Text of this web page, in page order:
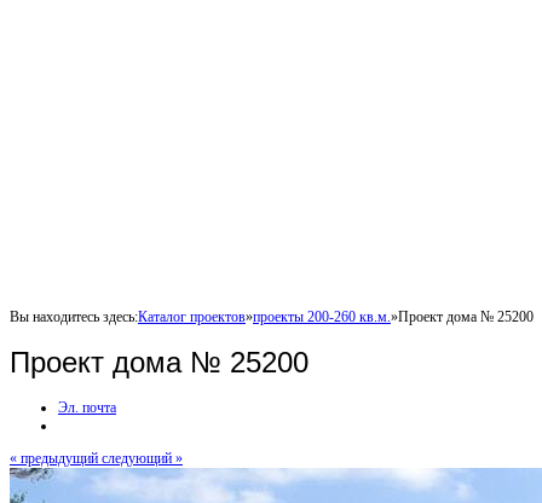
Вы находитесь здесь:Каталог проектов»проекты 200-260 кв.м. »Проект дома № 25200
Проект дома № 25200
Эл. почта
« предыдущий следующий »